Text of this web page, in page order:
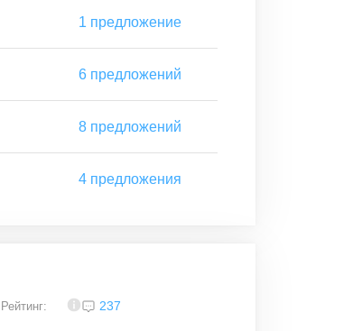
1 предложение
6 предложений
8 предложений
4 предложения
Рейтинг: 237